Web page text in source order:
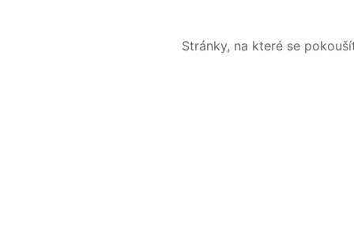
Stránky, na které se